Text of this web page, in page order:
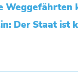
Weggefährten
Der Staat ist